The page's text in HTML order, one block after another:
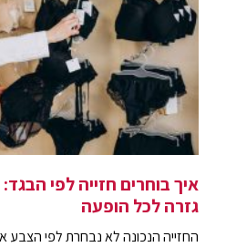
איך בוחרים חזייה לפי
גזרה לכל הופעה
החזייה הנכונה לא נבחרת לפי